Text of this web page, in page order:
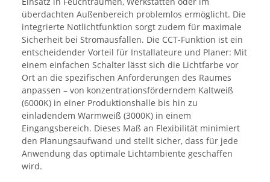
überdachten Außenbereich problemlos ermöglicht. Die
integrierte Notlichtfunktion sorgt zudem für maximale
Sicherheit bei Stromausfällen. Die CCT-Funktion ist ein
entscheidender Vorteil für Installateure und Planer: Mit
einem einfachen Schalter lässt sich die Lichtfarbe vor
Ort an die spezifischen Anforderungen des Raumes
anpassen – von konzentrationsförderndem Kaltweiß
(6000K) in einer Produktionshalle bis hin zu
einladendem Warmweiß (3000K) in einem
Eingangsbereich. Dieses Maß an Flexibilität minimiert
den Planungsaufwand und stellt sicher, dass für jede
Anwendung das optimale Lichtambiente geschaffen
wird.